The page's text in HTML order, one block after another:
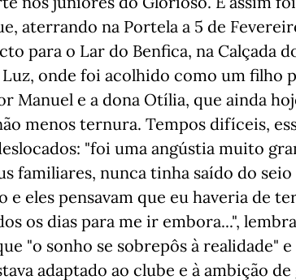
aterrando na Portela a 5 de
para o Lar do Benfica, na Calçada
onde foi acolhido como um filho
Manuel e a dona Otília, que ainda
menos ternura. Tempos difíceis,
"foi uma angústia muito
familiares, nunca tinha saído do
eles pensavam que eu haveria de
os dias para me ir embora...",
"o sonho se sobrepôs à realidade"
adaptado ao clube e à ambição